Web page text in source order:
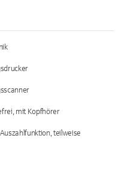
mit Kopfhörer
teilweise